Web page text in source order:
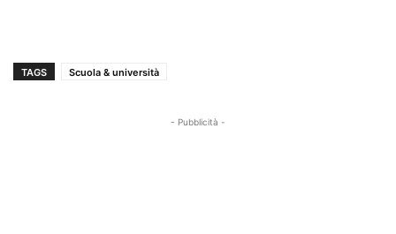
TAGS Scuola & università
- Pubblicità -